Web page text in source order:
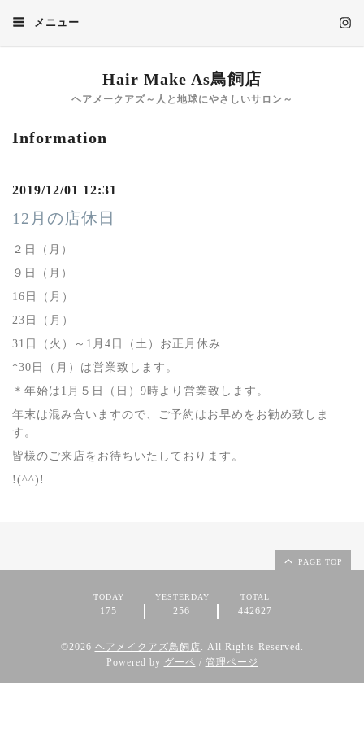
メニュー
Hair Make As鳥飼店
ヘアメークアズ～人と地球にやさしいサロン～
Information
2019/12/01 12:31
12月の店休日
２日（月）
９日（月）
16日（月）
23日（月）
31日（火）～1月4日（土）お正月休み
*30日（月）は営業致します。
＊年始は1月５日（日）9時より営業致します。
年末は混み合いますので、ご予約はお早めをお勧め致しま
す。
皆様のご来店をお待ちいたしております。
!(^^)!
PAGE TOP
TODAY
175
YESTERDAY
256
TOTAL
442627
©2026 ヘアメイクアズ鳥飼店. All Rights Reserved.
Powered by グーペ / 管理ページ